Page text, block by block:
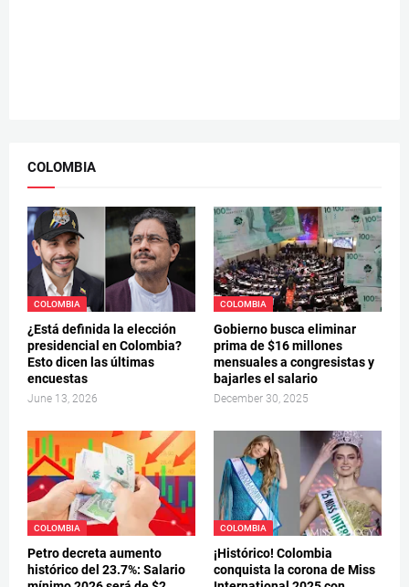
COLOMBIA
COLOMBIA
¿Está definida la elección
presidencial en Colombia?
Esto dicen las últimas
encuestas
June 13, 2026
COLOMBIA
Gobierno busca eliminar
prima de $16 millones
mensuales a congresistas y
bajarles el salario
December 30, 2025
COLOMBIA
Petro decreta aumento
histórico del 23.7%: Salario
COLOMBIA
¡Histórico! Colombia
conquista la corona de Miss